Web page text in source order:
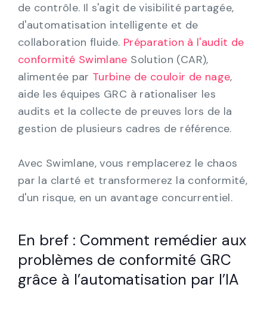
de contrôle. Il s'agit de visibilité partagée,
d'automatisation intelligente et de
collaboration fluide. Préparation à l'audit de
conformité Swimlane Solution (CAR),
alimentée par Turbine de couloir de nage,
aide les équipes GRC à rationaliser les
audits et la collecte de preuves lors de la
gestion de plusieurs cadres de référence.
Avec Swimlane, vous remplacerez le chaos
par la clarté et transformerez la conformité,
d'un risque, en un avantage concurrentiel.
En bref : Comment remédier aux
problèmes de conformité GRC
grâce à l’automatisation par l’IA